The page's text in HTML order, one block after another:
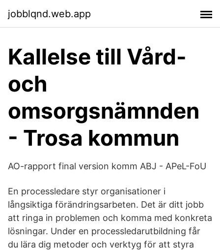
jobblqnd.web.app
Kallelse till Vård-
och
omsorgsnämnden
- Trosa kommun
AO-rapport final version komm ABJ - APeL-FoU
En processledare styr organisationer i
långsiktiga förändringsarbeten. Det är ditt jobb
att ringa in problemen och komma med konkreta
lösningar. Under en processledarutbildning får
du lära dig metoder och verktyg för att styra